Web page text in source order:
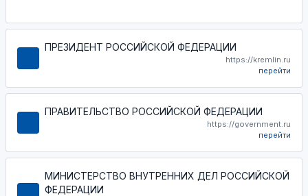
ПРЕЗИДЕНТ РОССИЙСКОЙ ФЕДЕРАЦИИ
https://kremlin.ru
перейти
ПРАВИТЕЛЬСТВО РОССИЙСКОЙ ФЕДЕРАЦИИ
https://government.ru
перейти
МИНИСТЕРСТВО ВНУТРЕННИХ ДЕЛ РОССИЙСКОЙ
ФЕДЕРАЦИИ